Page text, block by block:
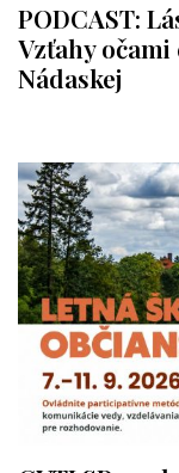
PODCAST:
Vzťahy
Nádaskej